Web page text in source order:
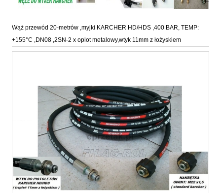
Wąż przewód 20-metrów ,myjki KARCHER HD/HDS ,400 BAR, TEMP:
+155°C ,DN08 ,2SN-2 x oplot metalowy,wtyk 11mm z łożyskiem